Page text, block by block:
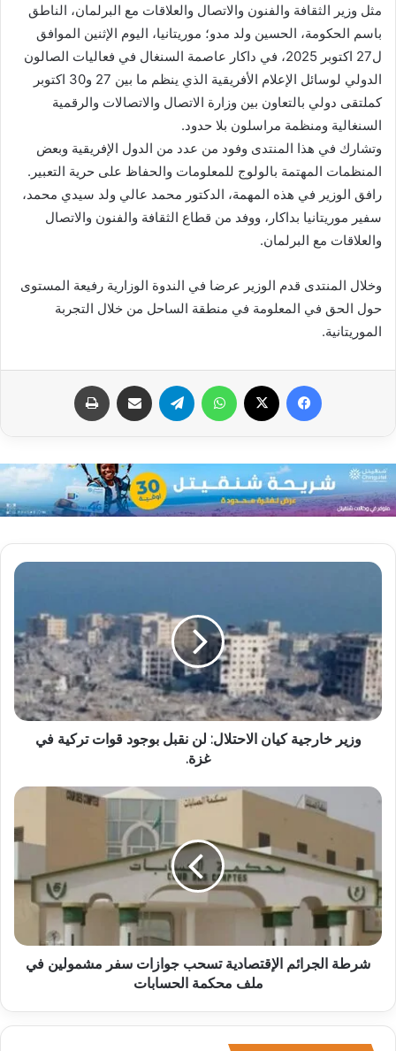
مثل وزير الثقافة والفنون والاتصال والعلاقات مع البرلمان، الناطق
باسم الحكومة، الحسين ولد مدو؛ موريتانيا، اليوم الإثنين الموافق
ل27 اكتوبر 2025، في داكار عاصمة السنغال في فعاليات الصالون
الدولي لوسائل الإعلام الأفريقية الذي ينظم ما بين 27 و30 اكتوبر
كملتقى دولي بالتعاون بين وزارة الاتصال والاتصالات والرقمية
السنغالية ومنظمة مراسلون بلا حدود.
وتشارك في هذا المنتدى وفود من عدد من الدول الإفريقية وبعض
المنظمات المهتمة بالولوج للمعلومات والحفاظ على حرية التعبير.
رافق الوزير في هذه المهمة، الدكتور محمد عالي ولد سيدي محمد،
سفير موريتانيا بداكار، ووفد من قطاع الثقافة والفنون والاتصال
والعلاقات مع البرلمان.
وخلال المنتدى قدم الوزير عرضا في الندوة الوزارية رفيعة المستوى
حول الحق في المعلومة في منطقة الساحل من خلال التجربة
الموريتانية.
فيسبوك واتساب تيلقرام مشاركة عبر البريد
وزير خارجية كيان الاحتلال: لن نقبل بوجود قوات تركية في
غزة.
شرطة الجرائم الإقتصادية تسحب جوازات سفر مشمولين في
ملف محكمة الحسابات